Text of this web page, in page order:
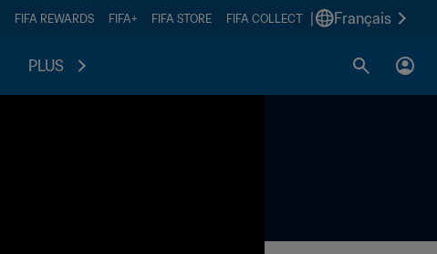
FIFA REWARDS FIFA+ FIFA STORE FIFA COLLECT Français
PLUS